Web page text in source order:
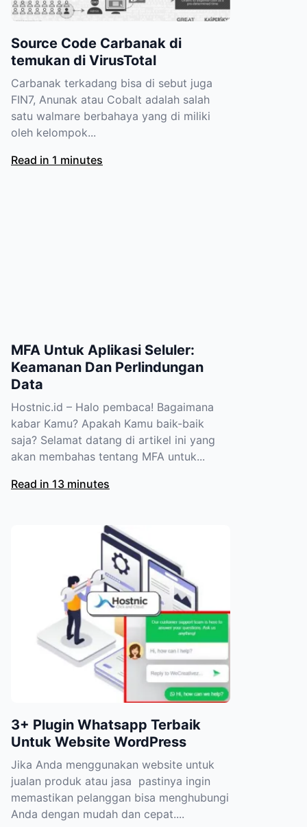
Source Code Carbanak di
temukan di VirusTotal
Carbanak terkadang bisa di sebut juga
FIN7, Anunak atau Cobalt adalah salah
satu walmare berbahaya yang di miliki
oleh kelompok...
Read in 1 minutes
MFA Untuk Aplikasi Seluler:
Keamanan Dan Perlindungan
Data
Hostnic.id – Halo pembaca! Bagaimana
kabar Kamu? Apakah Kamu baik-baik
saja? Selamat datang di artikel ini yang
akan membahas tentang MFA untuk...
Read in 13 minutes
3+ Plugin Whatsapp Terbaik
Untuk Website WordPress
Jika Anda menggunakan website untuk
jualan produk atau jasa pastinya ingin
memastikan pelanggan bisa menghubungi
Anda dengan mudah dan cepat....